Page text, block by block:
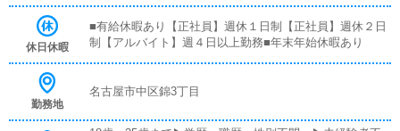
だきます。業務に慣れてきたら、『キャストの管理』や
『経営に関わる業務』を順に覚えていただきます。早い方
だと１年ぐらいで、店長として新しい店舗の運営をお任せ
や、会計作業、注意事項の喚起などをお願いします。簡単
ら徐々に覚えていただきますので、未経験の方でも安心し
休日休暇
■有給休暇あり【正社員】週休１日制【正社員】週休２日
制【アルバイト】週４日以上勤務■年末年始休暇あり
勤務地
名古屋市中区錦3丁目